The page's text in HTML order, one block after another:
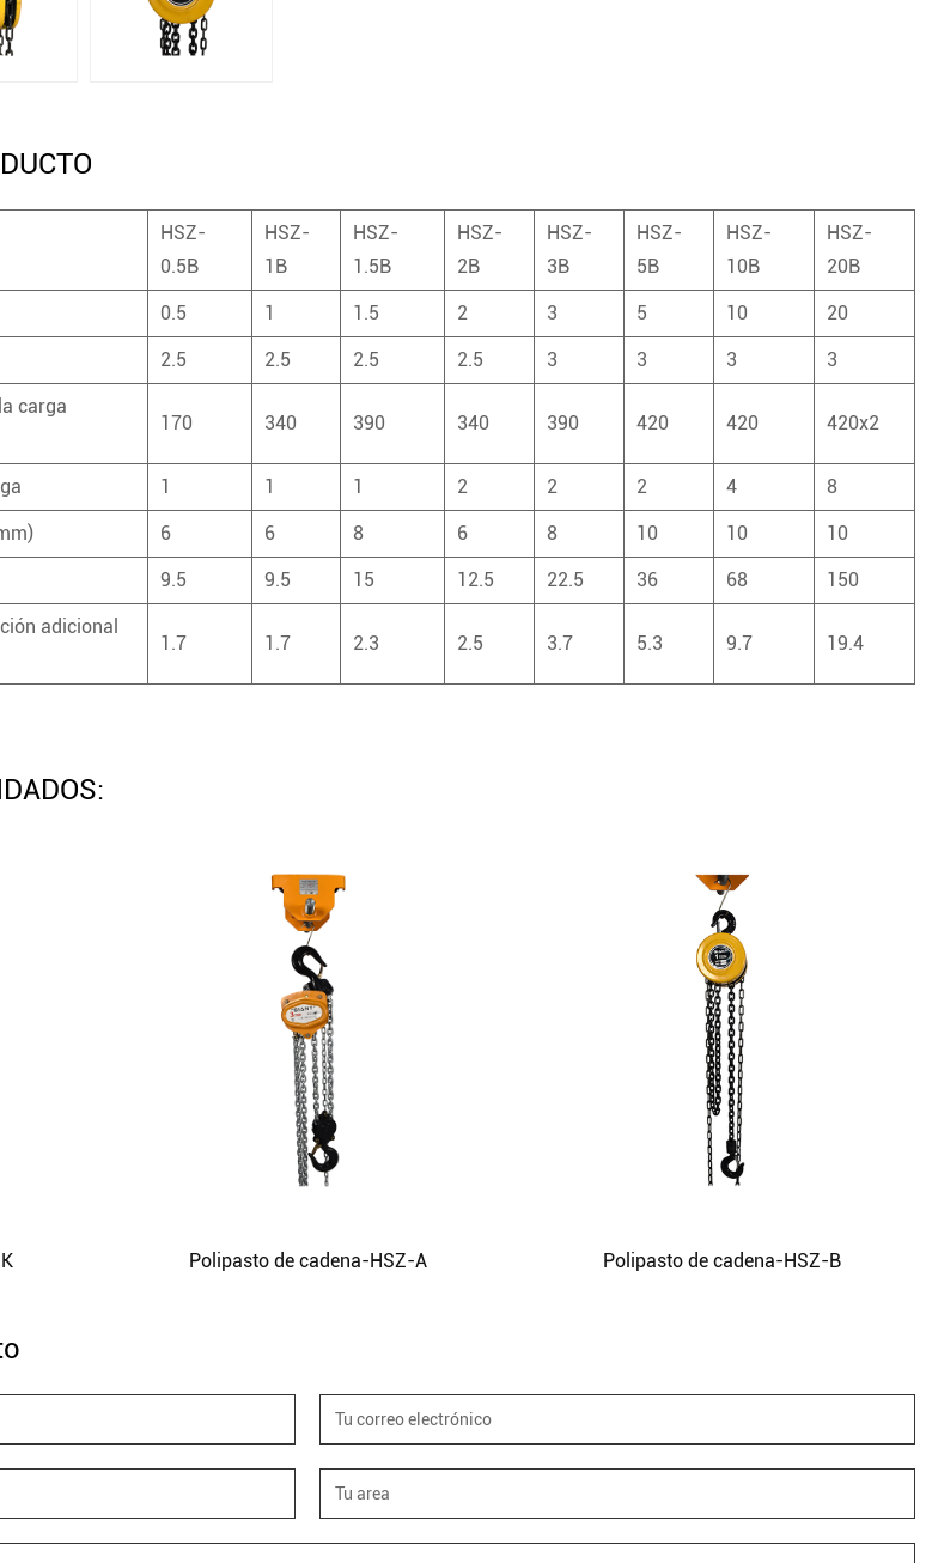
HSZ-
0.5B
HSZ-
1B
HSZ-
1.5B
HSZ-
2B
HSZ-
3B
HSZ-
5B
HSZ-
10B
HSZ-
20B
0.5 1 1.5 2 3 5 10 20
2.5 2.5 2.5 2.5 3 3 3 3
carga
170 340 390 340 390 420 420 420x2
1 1 1 2 2 2 4 8
6 6 8 6 8 10 10 10
9.5 9.5 15 12.5 22.5 36 68 150
adicional
1.7 1.7 2.3 2.5 3.7 5.3 9.7 19.4
Polipasto de cadena-HSZ-A Polipasto de cadena-HSZ-B